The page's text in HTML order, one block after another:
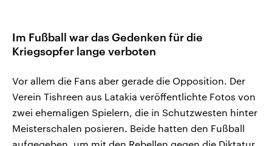
Im Fußball war das Gedenken für die
Kriegsopfer lange verboten
Vor allem die Fans aber gerade die Opposition. Der
Verein Tishreen aus Latakia veröffentlichte Fotos von
zwei ehemaligen Spielern, die in Schutzwesten hinter
Meisterschalen posieren. Beide hatten den Fußball